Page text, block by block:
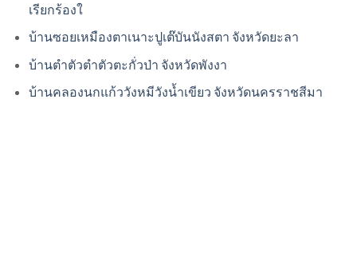
เรียกร้องใ
บ้านซอยเหมืองตาเนาะปูเต๊บันนังสตา จังหวัดยะลา
บ้านตำตัวตำตัวตะกั่วป่า จังหวัดพังงา
บ้านคลองนกแก้ววังหมีวังน้ำเขียว จังหวัดนครราชสีมา